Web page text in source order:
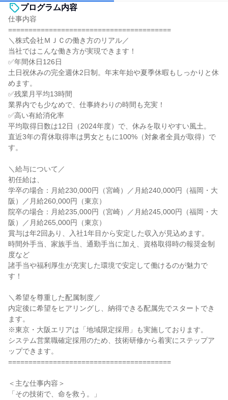
プログラム内容
仕事内容
========================================
＼株式会社ＭＪＣの働き方のリアル／
当社ではこんな働き方が実現できます！
✅年間休日126日
土日祝休みの完全週休2日制。年末年始や夏季休暇もしっかりと休
めます。
✅残業月平均13時間
業界内でも少なめで、仕事終わりの時間も充実！
✅高い有給消化率
平均取得日数は12日（2024年度）で、休みを取りやすい風土。
直近3年の育休取得率は男女ともに100%（対象者全員が取得）で
す。
＼給与について／
初任給は、
学卒の場合：月給230,000円（宮崎）／月給240,000円（福岡・大
阪）／月給260,000円（東京）
院卒の場合：月給235,000円（宮崎）／月給245,000円（福岡・大
阪）／月給265,000円（東京）
賞与は年2回あり、入社1年目から安定した収入が見込めます。
時間外手当、家族手当、通勤手当に加え、資格取得時の報奨金制
度など
諸手当や福利厚生が充実した環境で安定して働けるのが魅力で
す！
＼希望を尊重した配属制度／
内定後に希望をヒアリングし、納得できる配属先でスタートでき
ます。
※東京・大阪エリアは「地域限定採用」も実施しております。
システム営業職確定採用のため、技術研修から着実にステップア
ップできます。
========================================
＜主な仕事内容＞
「その技術で、命を救う。」